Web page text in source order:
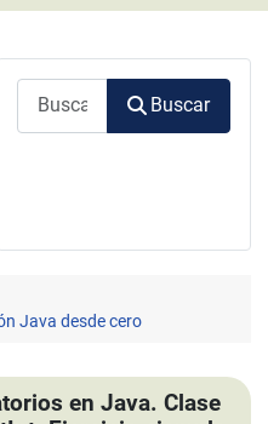
Buscar
Java desde cero
en Java. Clase